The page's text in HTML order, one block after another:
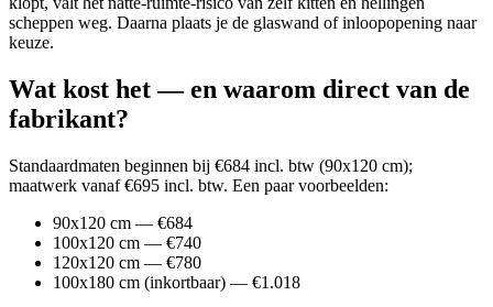
scheppen weg. Daarna plaats je de glaswand of inloopopening naar
keuze.
Wat kost het — en waarom direct van de
fabrikant?
Standaardmaten beginnen bij €684 incl. btw (90x120 cm);
maatwerk vanaf €695 incl. btw. Een paar voorbeelden:
90x120 cm — €684
100x120 cm — €740
120x120 cm — €780
100x180 cm (inkortbaar) — €1.018